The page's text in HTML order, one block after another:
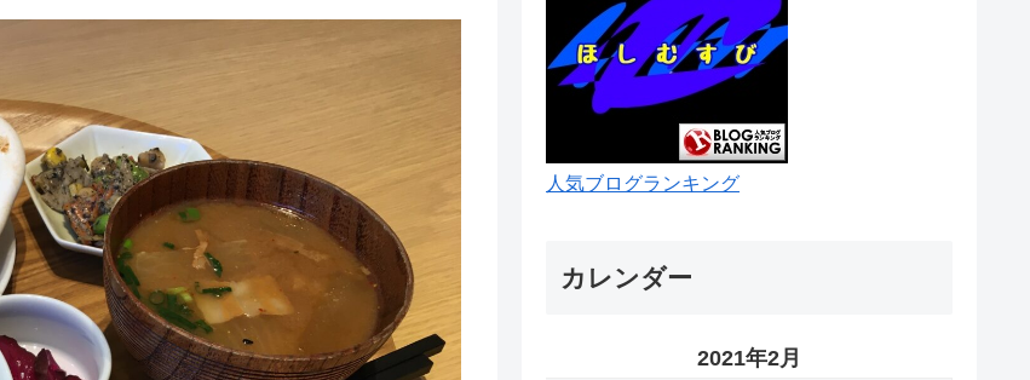
人気ブログランキング
カレンダー
2021年2月